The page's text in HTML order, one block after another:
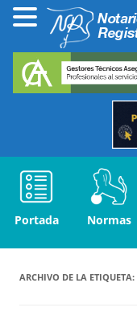
Portada Normas
ARCHIVO DE LA ETIQUETA: